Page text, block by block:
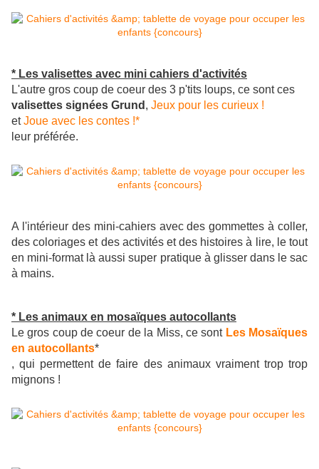
* Les valisettes avec mini cahiers d'activités
L'autre gros coup de coeur des 3 p'tits loups, ce sont ces
valisettes signées Grund , Jeux pour les curieux !
etJoue avec les contes !*
leur préférée.
A l'intérieur des mini-cahiers avec des gommettes à coller,
des coloriages et des activités et des histoires à lire, le tout
en mini-format là aussi super pratique à glisser dans le sac
à mains.
* Les animaux en mosaïques autocollants
Le gros coup de coeur de la Miss, ce sont Les Mosaïques
en autocollants*
, qui permettent de faire des animaux vraiment trop trop
mignons !